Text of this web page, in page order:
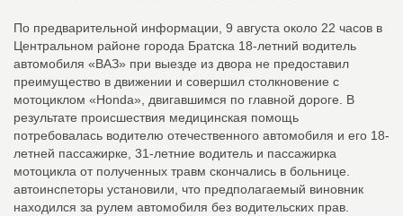
По предварительной информации, 9 августа около 22 часов в
Центральном районе города Братска 18-летний водитель
автомобиля «ВАЗ» при выезде из двора не предоставил
преимущество в движении и совершил столкновение с
мотоциклом «Honda», двигавшимся по главной дороге. В
результате происшествия медицинская помощь
потребовалась водителю отечественного автомобиля и его 18-
летней пассажирке, 31-летние водитель и пассажирка
мотоцикла от полученных травм скончались в больнице.
автоинспеторы установили, что предполагаемый виновник
находился за рулем автомобиля без водительских прав.